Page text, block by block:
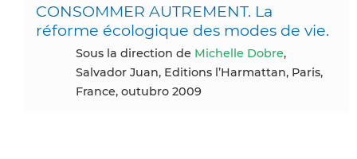
CONSOMMER AUTREMENT. La
réforme écologique des modes de vie.
Sous la direction de Michelle Dobre,
Salvador Juan, Editions l’Harmattan, Paris,
France, outubro 2009